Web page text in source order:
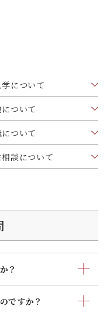
学科 人間発達
人間基礎学専
特別措置
について
ついて
ついて
談について
？
しくてあたりま
ですか？